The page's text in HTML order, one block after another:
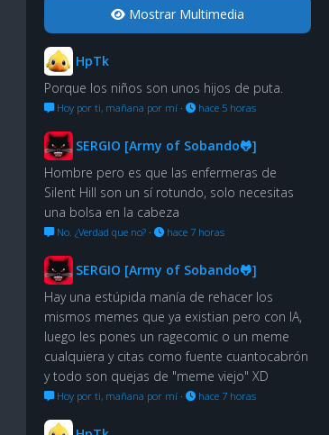
Mostrar Multimedia
HpTk
Porque los niños son unos hijos de puta.
Hoy por ti, mañana por mí · hace 5 horas
SERGIO [Army of Sobando🐸]
Hombre pero es que las enfermeras de
Silent Hill son un sí rotundo, solo necesitas
una bolsa en la cabeza
No. ¿Verdad que no? · hace 7 horas
SERGIO [Army of Sobando🐸]
Hay una estúpida manía de rehacer los
mismos memes que ya existian pero con IA,
luego les pones un ragecomic o un meme
cualquiera y citas como fuente cuantocabrón
y todo son quejas de "meme viejo" XD
Hoy por ti, mañana por mí · hace 7 horas